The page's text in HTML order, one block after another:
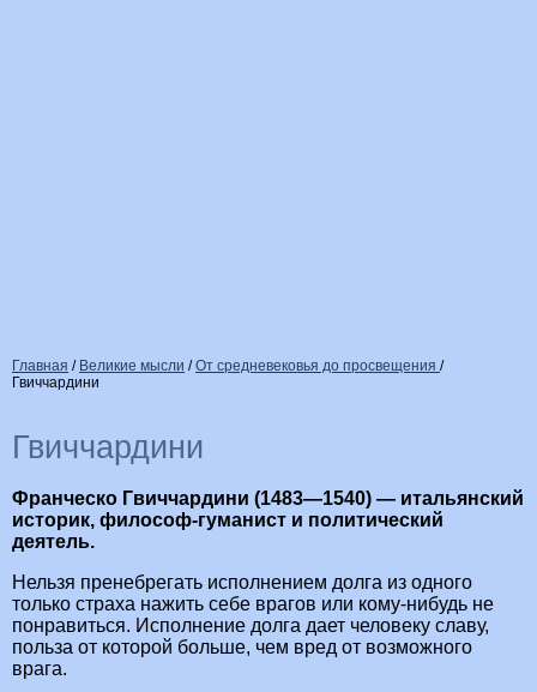
Главная / Великие мысли /От средневековья до просвещения /
Гвиччардини
Гвиччардини
Франческо Гвиччардини (1483—1540) — итальянский
историк, философ-гуманист и политический
деятель.
Нельзя пренебрегать исполнением долга из одного
только страха нажить себе врагов или кому-нибудь не
понравиться. Исполнение долга дает человеку славу,
польза от которой больше, чем вред от возможного
врага.